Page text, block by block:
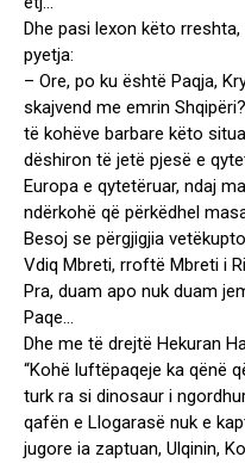
Dhe pasi lexon këto
pyetja:
– Ore, po ku është Paqja,
skajvend me emrin
të kohëve barbare këto
dëshiron të jetë pjesë e
Europa e qytetëruar, ndaj
ndërkohë që përkëdhel
Besoj se përgjigjia
Vdiq Mbreti, rroftë Mbreti i
Pra, duam apo nuk duam
Paqe…
Dhe me të drejtë Hekuran
“Kohë luftëpaqeje ka qënë
turk ra si dinosaur i
qafën e Llogarasë nuk e
jugore ia zaptuan, Ulqinin,